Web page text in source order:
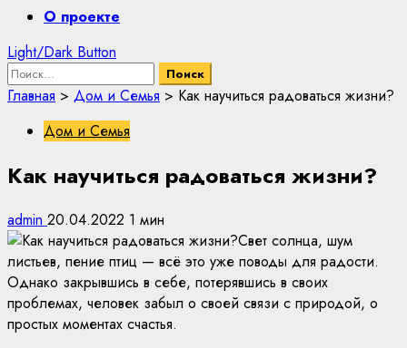
PrimaryО проекте
Light/Dark Button
Найти:
Главная > Дом и Семья > Как научиться радоваться жизни?
Дом и Семья
Как научиться радоваться жизни?
admin 20.04.2022 1 мин
Свет солнца, шум
листьев, пение птиц — всё это уже поводы для радости.
Однако закрывшись в себе, потерявшись в своих
проблемах, человек забыл о своей связи с природой, о
простых моментах счастья.